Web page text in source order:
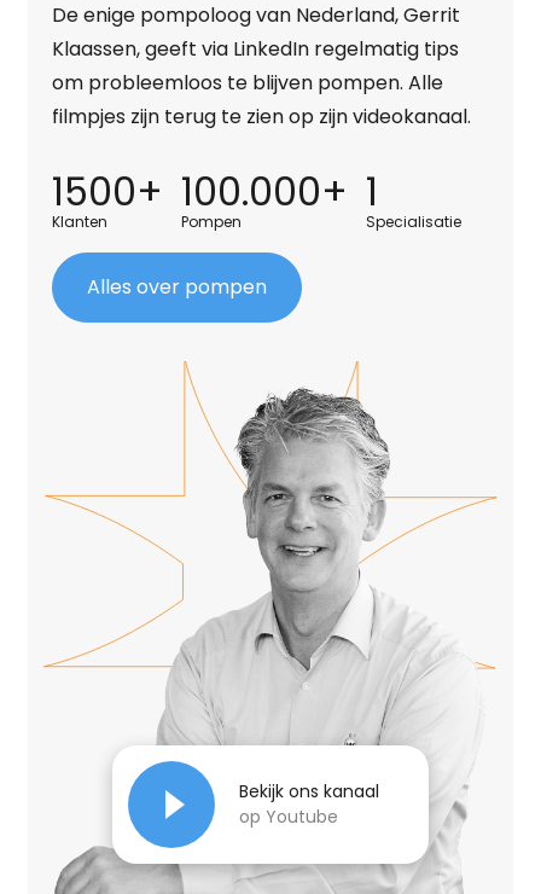
De enige pompoloog van Nederland, Gerrit
Klaassen, geeft via LinkedIn regelmatig tips
om probleemloos te blijven pompen. Alle
filmpjes zijn terug te zien op zijn videokanaal.
1500+
Klanten
100.000+
Pompen
1
Specialisatie
Alles over pompen
Bekijk ons kanaal
op Youtube